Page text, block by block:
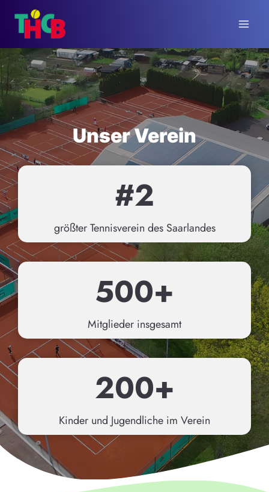
springen
Unser Verein
#2
größter Tennisverein des Saarlandes
500+
Mitglieder insgesamt
200+
Kinder und Jugendliche im Verein